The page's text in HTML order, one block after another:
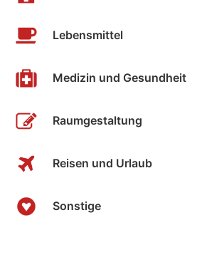
Lebensmittel
Medizin und Gesundheit
Raumgestaltung
Reisen und Urlaub
Sonstige